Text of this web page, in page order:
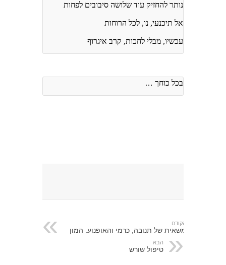
נותר להחזיק עוד שלושה סיבובים לפחות
אל תיכנעי, נו, לכל הרוחות
עכשיו, מבלי לחכות, קרב איגרוף
בכל כוחך …
הקודם
משאית של תנובה, כרמי והאופנוע. המון
הבא
טיפול שורש